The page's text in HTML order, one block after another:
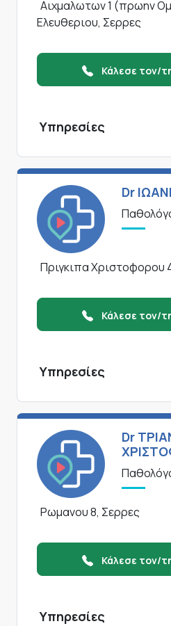
Αιχμαλωτων 1 (πρωην
Ελευθεριου, Σερρες
Κάλεσε τον/
Υπηρεσίες
Dr
Πριγκιπα Χριστοφορου
Κάλεσε τον/
Υπηρεσίες
Dr
Ρωμανου 8, Σερρες
Κάλεσε τον/
Υπηρεσίες